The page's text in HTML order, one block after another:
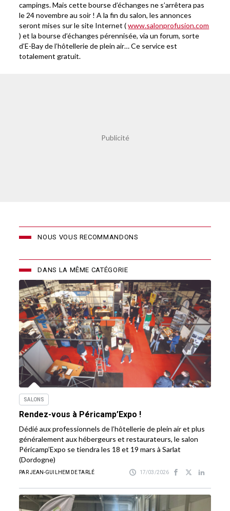
campings. Mais cette bourse d’échanges ne s’arrêtera pas
le 24 novembre au soir ! A la fin du salon, les annonces
seront mises sur le site Internet (www.salonprofusion.com
) et la bourse d’échanges pérennisée, via un forum, sorte
d’E-Bay de l’hôtellerie de plein air… Ce service est
totalement gratuit.
NOUS VOUS RECOMMANDONS
DANS LA MÊME CATÉGORIE
SALONS
Rendez-vous à Péricamp’Expo !
Dédié aux professionnels de l’hôtellerie de plein air et plus
généralement aux hébergeurs et restaurateurs, le salon
Péricamp’Expo se tiendra les 18 et 19 mars à Sarlat
(Dordogne)
PAR JEAN-GUILHEM DE TARLÉ 17/03/2026